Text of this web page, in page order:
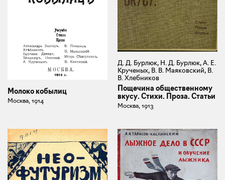
Молоко кобылиц
Москва, 1914
Д. Д. Бурлюк, Н. Д. Бурлюк, А. Е.
Крученых, В. В. Маяковский, В.
В. Хлебников
Пощечина общественному
вкусу. Стихи. Проза. Статьи
Москва, 1913